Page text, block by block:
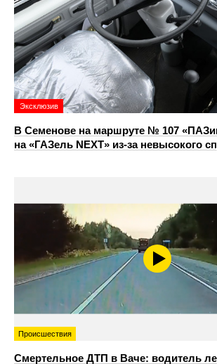
Эксклюзив
В Семенове на маршруте № 107
на «ГАЗель NEXT» из‑за невысокого
Происшествия
Смертельное ДТП в Ваче: водитель